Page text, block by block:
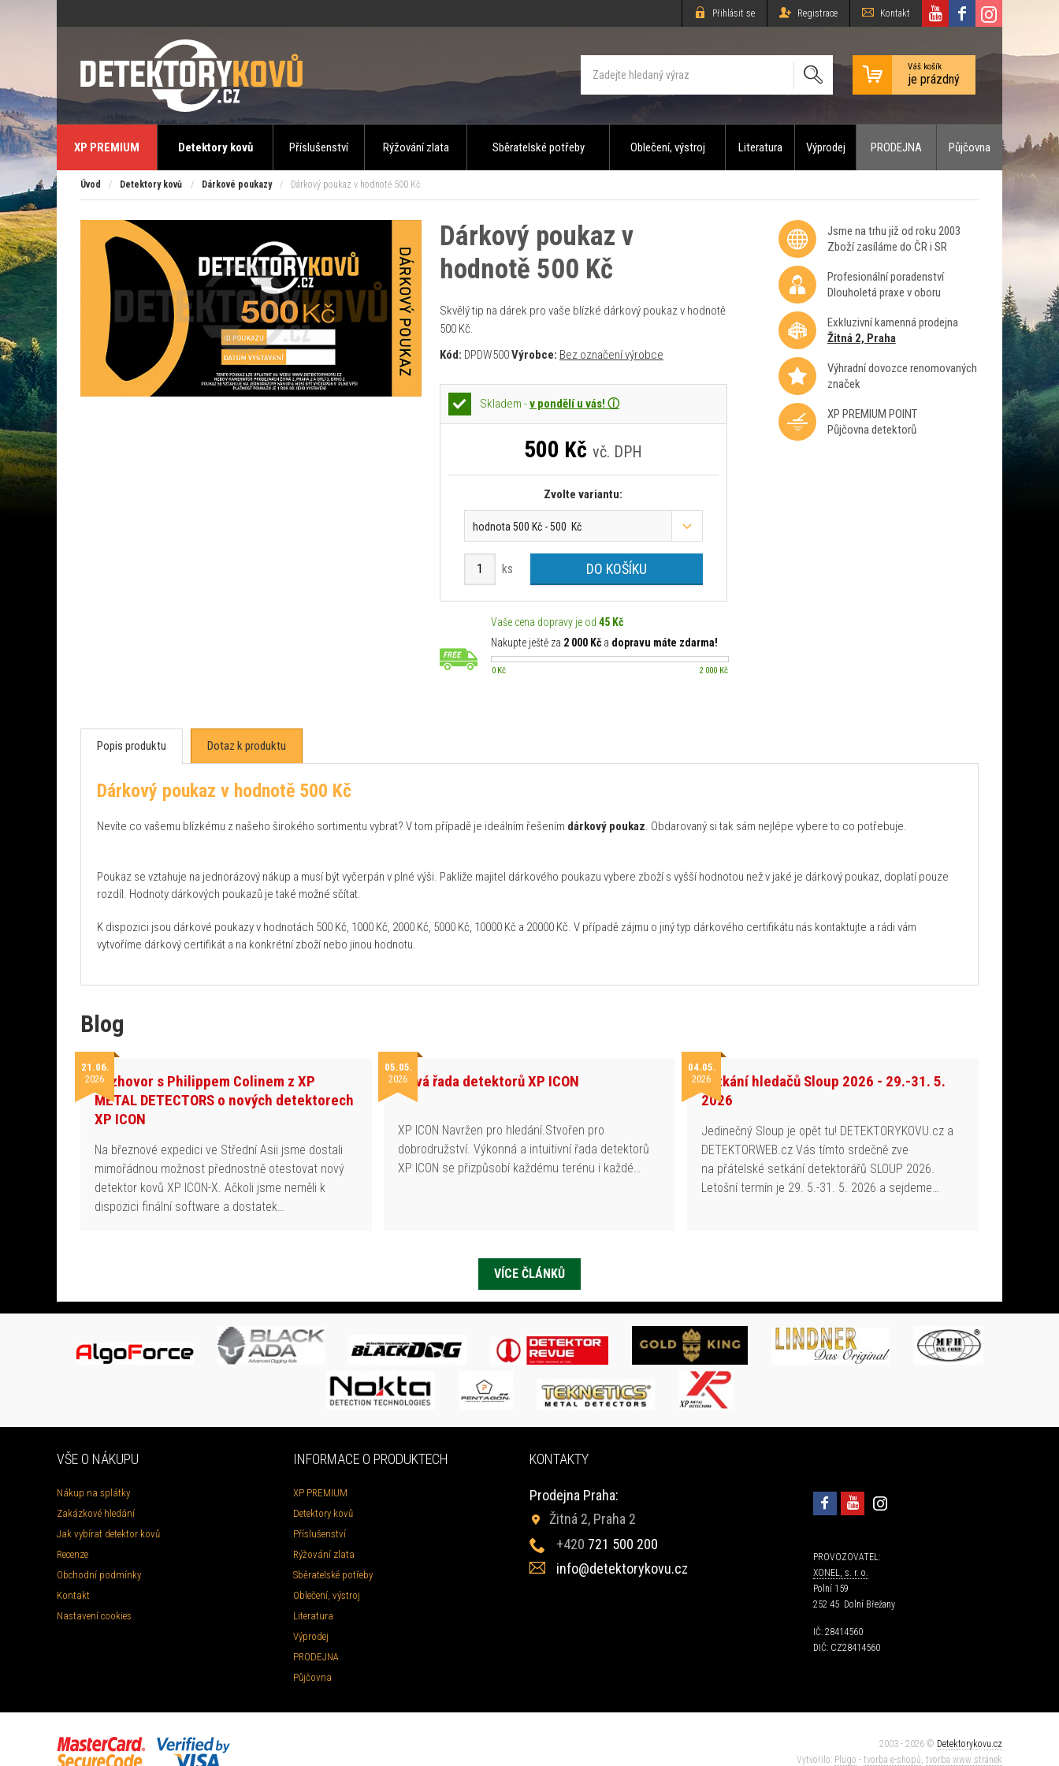
Přihlásit se Registrace Kontakt
Váš košík
je prázdný
XP PREMIUM Detektory kovů Příslušenství Rýžování zlata Sběratelské potřeby Oblečení, výstroj Literatura Výprodej PRODEJNA Půjčovna
Úvod / Detektory kovů / Dárkové poukazy / Dárkový poukaz v hodnotě 500 Kč
Dárkový poukaz v
hodnotě 500 Kč
Skvělý tip na dárek pro vaše blízké dárkový poukaz v hodnotě
500 Kč.
Kód: DPDW500Výrobce: Bez označení výrobce
Skladem -v pondělí u vás! ⓘ
500 Kč vč. DPH
Zvolte variantu:
hodnota 500 Kč - 500 Kč
ks DO KOŠÍKU
Vaše cena dopravy je od 45 Kč
Nakupte ještě za 2 000 Kča dopravu máte zdarma!
0 Kč 2 000 Kč
Jsme na trhu již od roku 2003
Zboží zasíláme do ČR i SR
Profesionální poradenství
Dlouholetá praxe v oboru
Exkluzivní kamenná prodejna
Žitná 2, Praha
Výhradní dovozce renomovaných
značek
XP PREMIUM POINT
Půjčovna detektorů
Popis produktu Dotaz k produktu
Dárkový poukaz v hodnotě 500 Kč
Nevíte co vašemu blízkému z našeho širokého sortimentu vybrat? V tom případě je ideálním řešením dárkový poukaz . Obdarovaný si tak sám nejlépe vybere to co potřebuje.
Poukaz se vztahuje na jednorázový nákup a musí být vyčerpán v plné výši. Pakliže majitel dárkového poukazu vybere zboží s vyšší hodnotou než v jaké je dárkový poukaz, doplatí pouze
rozdíl. Hodnoty dárkových poukazů je také možné sčítat.
K dispozici jsou dárkové poukazy v hodnotách 500 Kč, 1000 Kč, 2000 Kč, 5000 Kč, 10000 Kč a 20000 Kč. V případě zájmu o jiný typ dárkového certifikátu nás kontaktujte a rádi vám
vytvoříme dárkový certifikát a na konkrétní zboží nebo jinou hodnotu.
Blog
21.06.
2026Rozhovor s Philippem Colinem z XP
METAL DETECTORS o nových detektorech
XP ICON
Na březnové expedici ve Střední Asii jsme dostali
mimořádnou možnost přednostně otestovat nový
detektor kovů XP ICON-X. Ačkoli jsme neměli k
dispozici finální software a dostatek…
05.05.
2026Nová řada detektorů XP ICON
XP ICON Navržen pro hledání.Stvořen pro
dobrodružství. Výkonná a intuitivní řada detektorů
XP ICON se přizpůsobí každému terénu i každé…
04.05.
2026Setkání hledačů Sloup 2026 - 29.-31. 5.
2026
Jedinečný Sloup je opět tu! DETEKTORYKOVU.cz a
DETEKTORWEB.cz Vás tímto srdečně zve
na přátelské setkání detektorářů SLOUP 2026.
Letošní termín je 29. 5.-31. 5. 2026 a sejdeme…
VÍCE ČLÁNKŮ
KONTAKTY
PROVOZOVATEL:
XONEL, s. r. o.
Polní 159
252 45 Dolní Břežany
IČ: 28414560
DIČ: CZ28414560
Prodejna Praha:
Žitná 2, Praha 2
+420 721 500 200
info@detektorykovu.cz
VŠE O NÁKUPU
Nákup na splátky
Zakázkové hledání
Jak vybírat detektor kovů
Recenze
Obchodní podmínky
Kontakt
Nastavení cookies
INFORMACE O PRODUKTECH
XP PREMIUM
Detektory kovů
Příslušenství
Rýžování zlata
Sběratelské potřeby
Oblečení, výstroj
Literatura
Výprodej
PRODEJNA
Půjčovna
2003 - 2026 © Detektorykovu.cz
Vytvořilo: Plugo - tvorba e-shopů, tvorba www stránek